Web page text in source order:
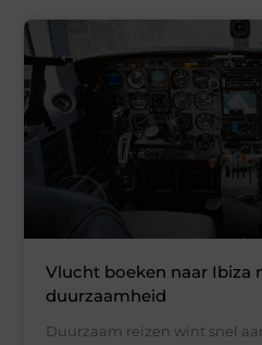
Vlucht boeken naar Ibiza
duurzaamheid
Duurzaam reizen wint snel